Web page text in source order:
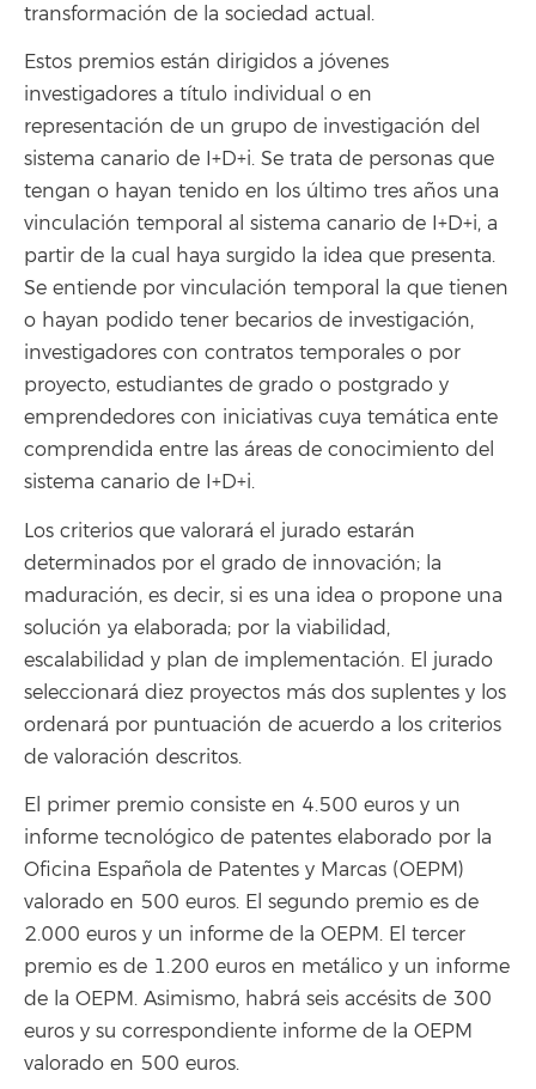
transformación de la sociedad actual.
Estos premios están dirigidos a jóvenes
investigadores a título individual o en
representación de un grupo de investigación del
sistema canario de I+D+i. Se trata de personas que
tengan o hayan tenido en los último tres años una
vinculación temporal al sistema canario de I+D+i, a
partir de la cual haya surgido la idea que presenta.
Se entiende por vinculación temporal la que tienen
o hayan podido tener becarios de investigación,
investigadores con contratos temporales o por
proyecto, estudiantes de grado o postgrado y
emprendedores con iniciativas cuya temática ente
comprendida entre las áreas de conocimiento del
sistema canario de I+D+i.
Los criterios que valorará el jurado estarán
determinados por el grado de innovación; la
maduración, es decir, si es una idea o propone una
solución ya elaborada; por la viabilidad,
escalabilidad y plan de implementación. El jurado
seleccionará diez proyectos más dos suplentes y los
ordenará por puntuación de acuerdo a los criterios
de valoración descritos.
El primer premio consiste en 4.500 euros y un
informe tecnológico de patentes elaborado por la
Oficina Española de Patentes y Marcas (OEPM)
valorado en 500 euros. El segundo premio es de
2.000 euros y un informe de la OEPM. El tercer
premio es de 1.200 euros en metálico y un informe
de la OEPM. Asimismo, habrá seis accésits de 300
euros y su correspondiente informe de la OEPM
valorado en 500 euros.